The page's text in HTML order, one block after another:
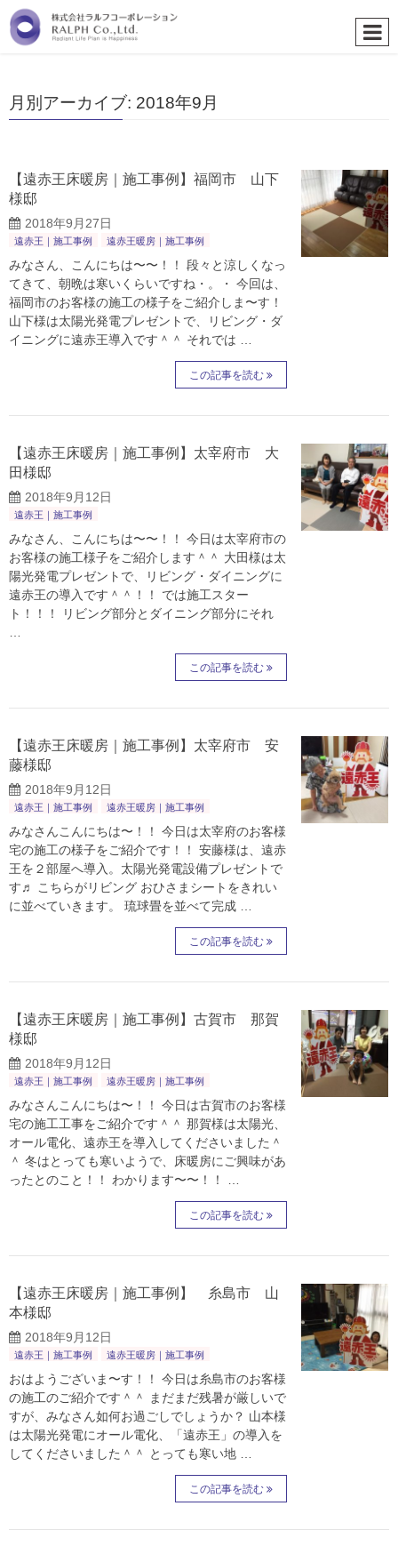
月別アーカイブ: 2018年9月
【遠赤王床暖房｜施工事例】福岡市 山下
様邸
2018年9月27日
遠赤王｜施工事例 遠赤王暖房｜施工事例
みなさん、こんにちは〜〜！！ 段々と涼しくなっ
てきて、朝晩は寒いくらいですね・。・ 今回は、
福岡市のお客様の施工の様子をご紹介しま〜す！
山下様は太陽光発電プレゼントで、リビング・ダ
イニングに遠赤王導入です＾＾ それでは …
この記事を読む
【遠赤王床暖房｜施工事例】太宰府市 大
田様邸
2018年9月12日
遠赤王｜施工事例
みなさん、こんにちは〜〜！！ 今日は太宰府市の
お客様の施工様子をご紹介します＾＾ 大田様は太
陽光発電プレゼントで、リビング・ダイニングに
遠赤王の導入です＾＾！！ では施工スター
ト！！！ リビング部分とダイニング部分にそれ
この記事を読む
【遠赤王床暖房｜施工事例】太宰府市 安
藤様邸
2018年9月12日
遠赤王｜施工事例 遠赤王暖房｜施工事例
みなさんこんにちは〜！！ 今日は太宰府のお客様
宅の施工の様子をご紹介です！！ 安藤様は、遠赤
王を２部屋へ導入。太陽光発電設備プレゼントで
す♬ こちらがリビング おひさまシートをきれい
に並べていきます。 琉球畳を並べて完成 …
この記事を読む
【遠赤王床暖房｜施工事例】古賀市 那賀
様邸
2018年9月12日
遠赤王｜施工事例 遠赤王暖房｜施工事例
みなさんこんにちは〜！！ 今日は古賀市のお客様
宅の施工工事をご紹介です＾＾ 那賀様は太陽光、
オール電化、遠赤王を導入してくださいました＾
＾ 冬はとっても寒いようで、床暖房にご興味があ
ったとのこと！！ わかります〜〜！！ …
この記事を読む
【遠赤王床暖房｜施工事例】 糸島市 山
本様邸
2018年9月12日
遠赤王｜施工事例 遠赤王暖房｜施工事例
おはようございま〜す！！ 今日は糸島市のお客様
の施工のご紹介です＾＾ まだまだ残暑が厳しいで
すが、みなさん如何お過ごしでしょうか？ 山本様
は太陽光発電にオール電化、「遠赤王」の導入を
してくださいました＾＾ とっても寒い地 …
この記事を読む